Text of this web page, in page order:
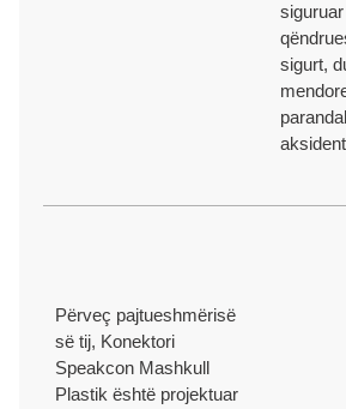
sigurt,
Përveç pajtueshmërisë
së tij, Konektori
Speakcon Mashkull
Plastik është projektuar